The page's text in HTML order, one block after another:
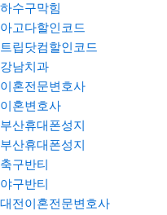
하수구막힘
아고다할인코드
트립닷컴할인코드
강남치과
이혼전문변호사
이혼변호사
부산휴대폰성지
부산휴대폰성지
축구반티
야구반티
대전이혼전문변호사